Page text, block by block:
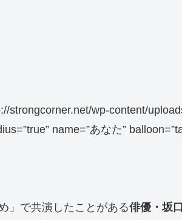
strongcorner.net/wp-content/
name=”あなた”
」で共演したことがある俳優・坂